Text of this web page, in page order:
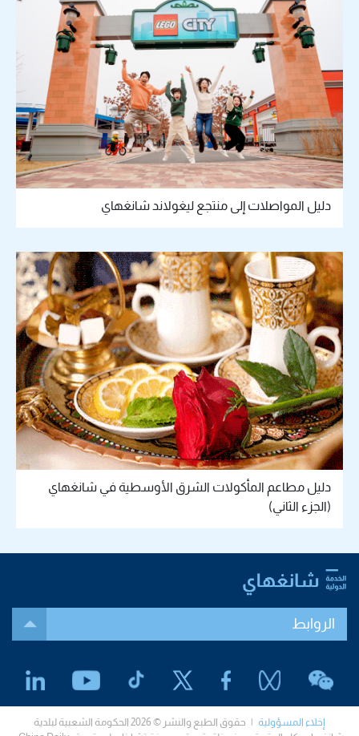
دليل المواصلات إلى منتجع ليغولاند شانغهاي
دليل مطاعم المأكولات الشرق الأوسطية في شانغهاي
(الجزء الثاني)
الروابط
إخلاء المسؤولية
| حقوق الطبع والنشر © 2026 الحكومة الشعبية لبلدية